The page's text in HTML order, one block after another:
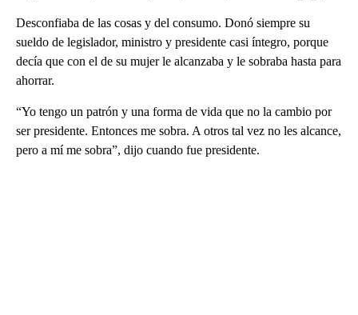
Desconfiaba de las cosas y del consumo. Donó siempre su
sueldo de legislador, ministro y presidente casi íntegro, porque
decía que con el de su mujer le alcanzaba y le sobraba hasta para
ahorrar.
“Yo tengo un patrón y una forma de vida que no la cambio por
ser presidente. Entonces me sobra. A otros tal vez no les alcance,
pero a mí me sobra”, dijo cuando fue presidente.